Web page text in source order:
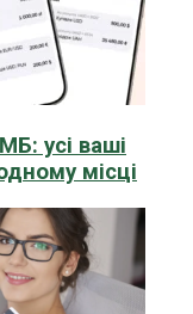
усі ваші
місці